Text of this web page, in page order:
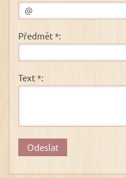
Předmět *:
Text *: